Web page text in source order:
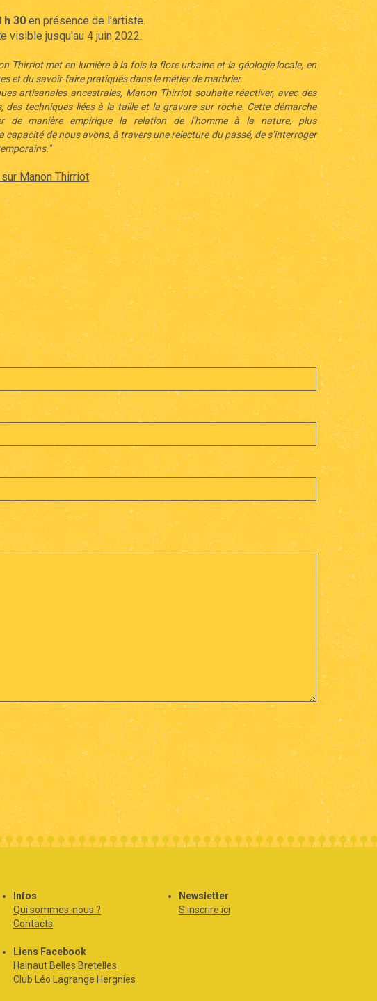
h 30en présence de l'artiste.
visible jusqu'au 4 juin 2022.
Thirriot met en lumière à la fois la flore urbaine et la géologie locale, en
et du savoir-faire pratiqués dans le métier de marbrier.
artisanales ancestrales, Manon Thirriot souhaite réactiver, avec des
des techniques liées à la taille et la gravure sur roche. Cette démarche
de manière empirique la relation de l’homme à la nature, plus
capacité de nous avons, à travers une relecture du passé, de s’interroger
Manon Thirriot
Infos
Qui sommes-nous ?
Contacts
Liens Facebook
Hainaut Belles Bretelles
Club Léo Lagrange Hergnies
Newsletter
S'inscrire ici